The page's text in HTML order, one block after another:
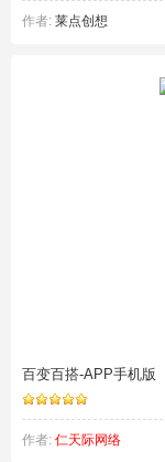
作者: 莱点创想
百变百搭-APP手机版
作者: 仁天际网络